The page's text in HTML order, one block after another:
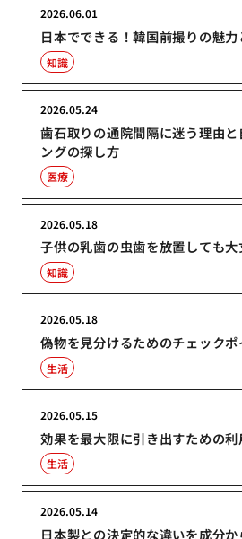
日本でできる！韓国前撮りの魅
2026.06.01
知識
歯石取りの通院間隔に迷う理由
ングの探し方
2026.05.24
医療
子供の乳歯の虫歯を放置しても大
2026.05.18
知識
偽物を見分けるためのチェックポ
2026.05.18
生活
効果を最大限に引き出すための利
2026.05.15
生活
日本製との決定的な違いを成分か
2026.05.14